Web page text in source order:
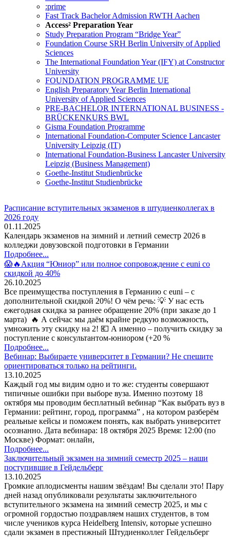
:prime
Fast Track Bachelor Admission RWTH Aachen
Access² Preparation Year
Study Preparation Program “Bridge Year”
Foundation Course SRH Berlin University of Applied
Sciences
The International Foundation Year (IFY) at Constructor
University
FOUNDATION PROGRAMME UE
English Preparatory Year Berlin International
University of Applied Sciences
PRE-BACHELOR INTERNATIONAL BUSINESS -
BRÜCKENKURS BWL
Gisma Foundation Programme
International Foundation-Computer Science Lancaster
University Leipzig (IT)
International Foundation-Business Lancaster University
Leipzig (Business Management)
Goethe-Institut Studienbrücke
Goethe-Institut Studienbrücke
Расписание вступительных экзаменов в штудиенколлегах в
2026 году
01.11.2025
Календарь экзаменов на зимний и летний семестр 2026 в
колледжи довузовской подготовки в Германии
Подробнее...
😱🔥Акция “Юниор” или полное сопровождение с euni со
скидкой до 40%
26.10.2025
Все преимущества поступления в Германию с euni – с
дополнительной скидкой 20%! О чём речь: 💡 У нас есть
ежегодная скидка за раннее обращение 20% (при заказе до 1
марта) 🔥 А сейчас мы даём крайне редкую возможность,
умножить эту скидку на 2! 💶 А именно – получить скидку за
поступление с консультантом-юниором (+20 %
Подробнее...
Вебинар: Выбираете университет в Германии? Не спешите
ориентироваться только на рейтинги.
13.10.2025
Каждый год мы видим одно и то же: студенты совершают
типичные ошибки при выборе вуза. Именно поэтому 18
октября мы проводим бесплатный вебинар “Как выбрать вуз в
Германии: рейтинг, город, программа” , на котором разберём
реальные кейсы и поможем понять, как выбрать университет
осознанно. Дата вебинара: 18 октября 2025 Время: 12:00 (по
Москве) Формат: онлайн,
Подробнее...
Заключительный экзамен на зимний семестр 2025 – наши
поступившие в Гейдельберг
13.10.2025
Громкие аплодисменты нашим звёздам! Вы сделали это! Пару
дней назад опубликовали результаты заключительного
вступительного экзамена на зимний семестр 2025, и мы с
огромной гордостью поздравляем наших студентов, в том
числе учеников курса Heidelberg Intensiv, которые успешно
сдали экзамен в престижный Штудиенколлег Гейдельберг